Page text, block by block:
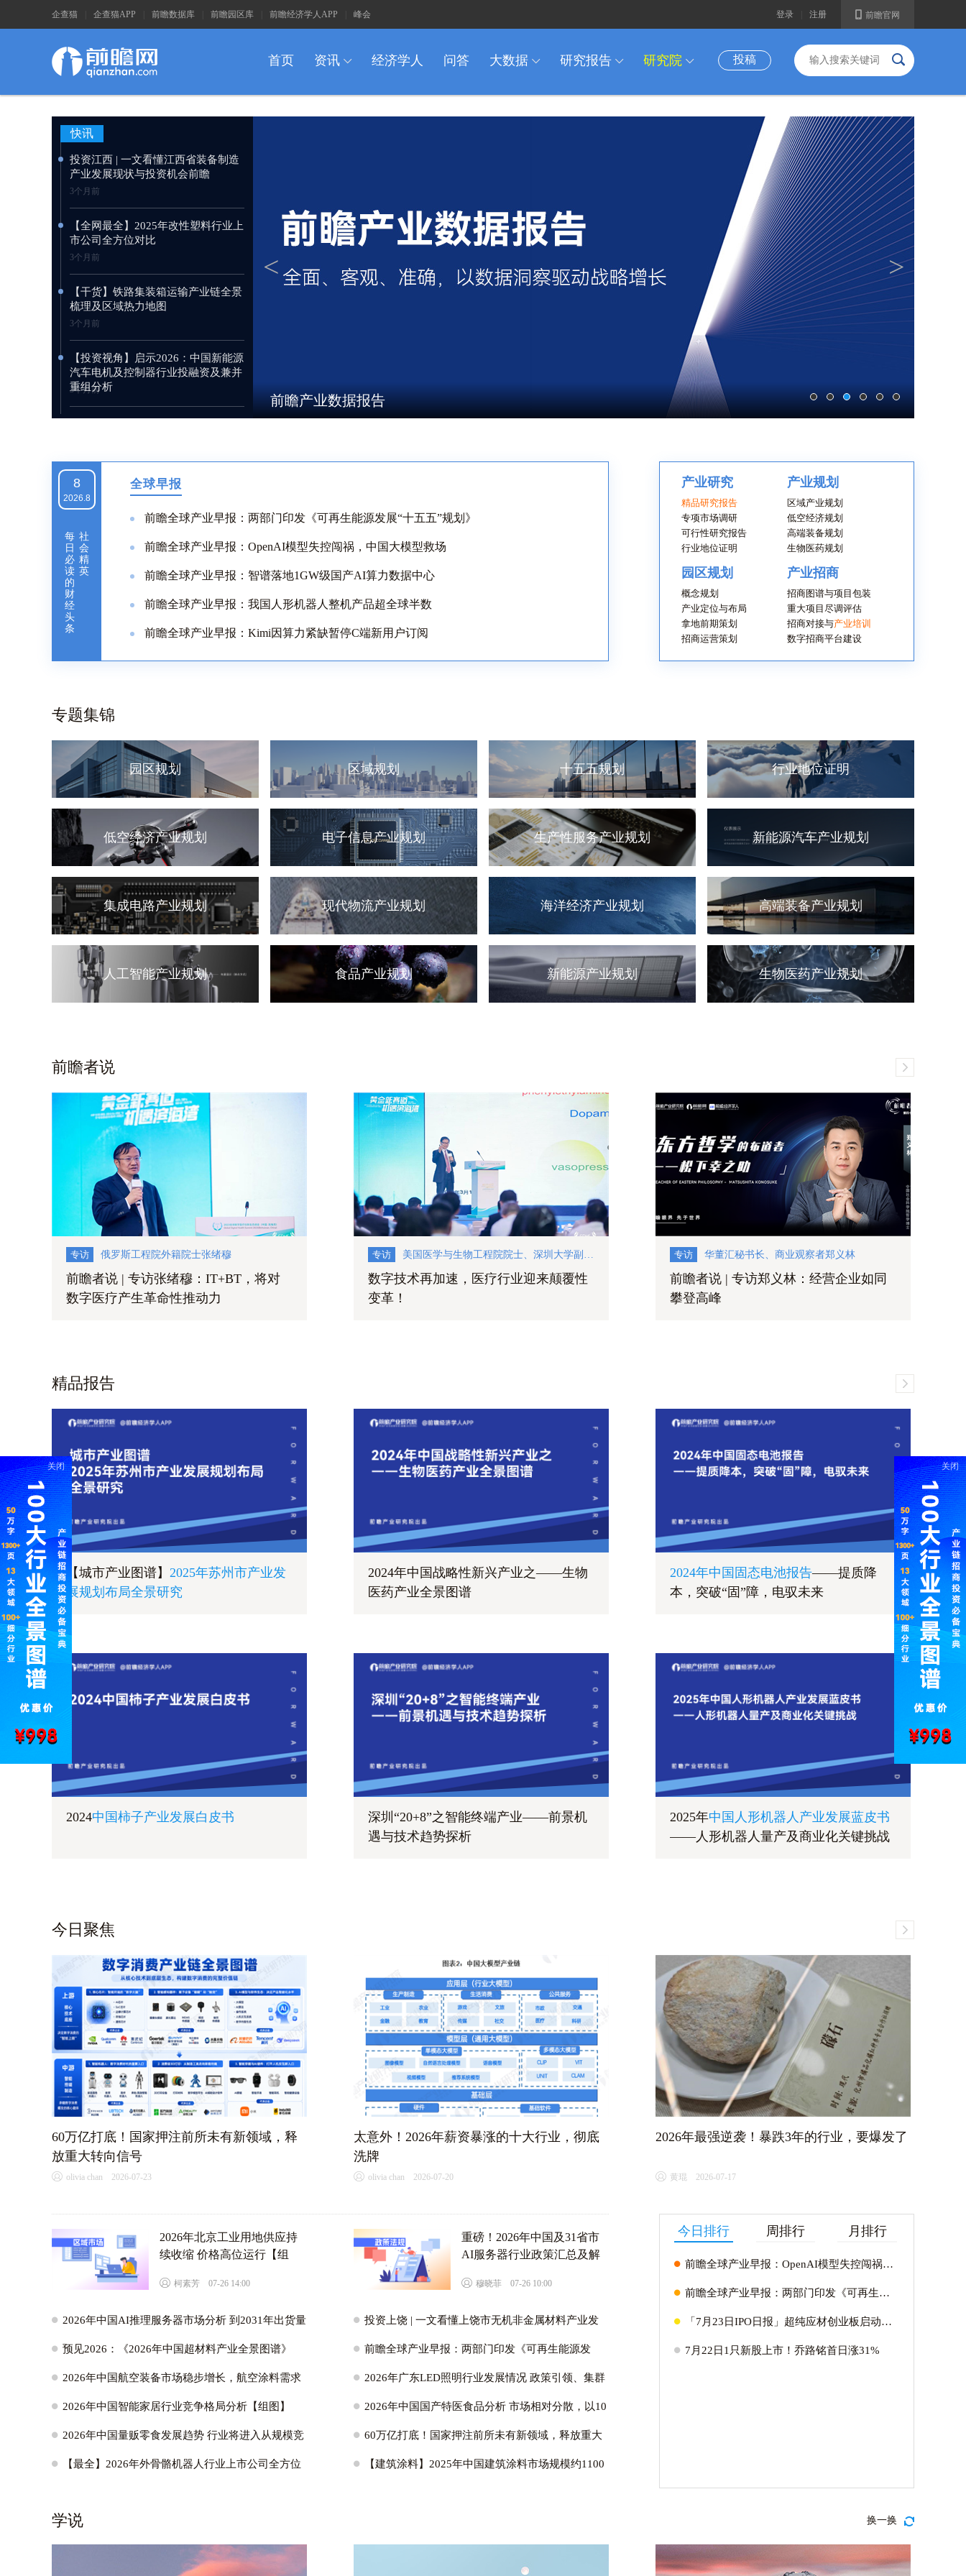
企查猫 企查猫APP 前瞻数据库 前瞻园区库 前瞻经济学人APP 峰会 A 前瞻官网
登录 注册
首页 资讯 I 经济学人 问答 大数据 I 研究报告 I 研究院 I 投稿 B
快讯
投资江西 | 一文看懂江西省装备制造
产业发展现状与投资机会前瞻
3个月前
【全网最全】2025年改性塑料行业上
市公司全方位对比
3个月前
【干货】铁路集装箱运输产业链全景
梳理及区域热力地图
3个月前
【投资视角】启示2026：中国新能源
汽车电机及控制器行业投融资及兼并
重组分析
3个月前
【行业深度】洞察2026：中国汽车金
融行业竞争格局及市场份额
【投资视角】启示2025：中国风电
EPC行业投融资及兼并重组分析
3个月前
【干货】移动通信设备产业链全景梳
理及区域热力地图
3个月前
预见2026：《2026年中国香水行业
全景图谱》
3个月前
查看更多
前瞻产业数据报告
< >
8
2026.8
每
日
必
读
的
财
经
头
条
社
会
精
英
全球早报
前瞻全球产业早报：两部门印发《可再生能源发展“十五五”规划》
前瞻全球产业早报：OpenAI模型失控闯祸，中国大模型救场
前瞻全球产业早报：智谱落地1GW级国产AI算力数据中心
前瞻全球产业早报：我国人形机器人整机产品超全球半数
前瞻全球产业早报：Kimi因算力紧缺暂停C端新用户订阅
产业研究
精品研究报告
专项市场调研
可行性研究报告
行业地位证明
产业规划
区域产业规划
低空经济规划
高端装备规划
生物医药规划
园区规划
概念规划
产业定位与布局
拿地前期策划
招商运营策划
产业招商
招商图谱与项目包装
重大项目尽调评估
招商对接与产业培训
数字招商平台建设
专题集锦
园区规划 区域规划 十五五规划 行业地位证明
低空经济产业规划 电子信息产业规划 生产性服务产业规划 新能源汽车产业规划
集成电路产业规划 现代物流产业规划 海洋经济产业规划 高端装备产业规划
人工智能产业规划 食品产业规划 新能源产业规划 生物医药产业规划
前瞻者说 K
专访 俄罗斯工程院外籍院士张绪穆
前瞻者说 | 专访张绪穆：IT+BT，将对
数字医疗产生革命性推动力
专访 美国医学与生物工程院院士、深圳大学副校长张学记
数字技术再加速，医疗行业迎来颠覆性
变革！
专访 华董汇秘书长、商业观察者郑义林
前瞻者说 | 专访郑义林：经营企业如同
攀登高峰
精品报告 K
【城市产业图谱】 2025年苏州市产业发
展规划布局全景研究
2024年中国战略性新兴产业之——生物
医药产业全景图谱
2024年中国固态电池报告——提质降
本，突破“固”障，电驭未来
2024中国柿子产业发展白皮书
深圳“20+8”之智能终端产业——前景机
遇与技术趋势探析
2025年中国人形机器人产业发展蓝皮书
——人形机器人量产及商业化关键挑战
今日聚焦 K
60万亿打底！国家押注前所未有新领域，释
放重大转向信号
D olivia chan 2026-07-23
太意外！2026年薪资暴涨的十大行业，彻底
洗牌
D olivia chan 2026-07-20
2026年最强逆袭！暴跌3年的行业，要爆发了
D 黄琨 2026-07-17
2026年北京工业用地供应持
续收缩 价格高位运行【组
D 柯素芳 07-26 14:00
H 2026年中国AI推理服务器市场分析 到2031年出货量
H 预见2026：《2026年中国超材料产业全景图谱》
H 2026年中国航空装备市场稳步增长，航空涂料需求
H 2026年中国智能家居行业竞争格局分析【组图】
H 2026年中国量贩零食发展趋势 行业将进入从规模竞
H
【最全】2026年外骨骼机器人行业上市公司全方位
重磅！2026年中国及31省市
AI服务器行业政策汇总及解
D 穆晓菲 07-26 10:00
H 投资上饶 | 一文看懂上饶市无机非金属材料产业发
H 前瞻全球产业早报：两部门印发《可再生能源发
H 2026年广东LED照明行业发展情况 政策引领、集群
H 2026年中国国产特医食品分析 市场相对分散，以10
H 60万亿打底！国家押注前所未有新领域，释放重大
H
【建筑涂料】2025年中国建筑涂料市场规模约1100
今日排行 周排行 月排行
H 前瞻全球产业早报：OpenAI模型失控闯祸，中国大模型救场
H 前瞻全球产业早报：两部门印发《可再生能源发展“十五五”规划》
H 「7月23日IPO日报」超纯应材创业板启动发行！昨日审2过2引发市场热议
H 7月22日1只新股上市！乔路铭首日涨31%
学说 换一换
关闭 关闭